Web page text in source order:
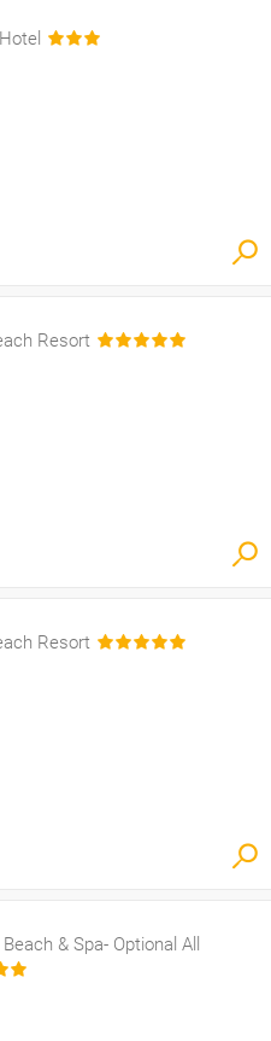
Resort
Resort
& Spa- Optional All